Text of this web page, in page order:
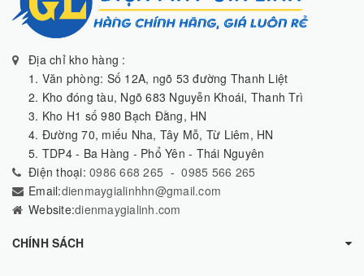
Địa chỉ kho hàng :
1. Văn phòng: Số 12A, ngõ 53 đường Thanh Liệt
2. Kho đóng tàu, Ngõ 683 Nguyễn Khoái, Thanh Trì
3. Kho H1 số 980 Bạch Đằng, HN
4. Đường 70, miếu Nha, Tây Mỗ, Từ Liêm, HN
5. TDP4 - Ba Hàng - Phổ Yên - Thái Nguyên
Điện thoại: 0986 668 265 -0985 566 265
Email:dienmaygialinhhn@gmail.com
Website:dienmaygialinh.com
CHÍNH SÁCH